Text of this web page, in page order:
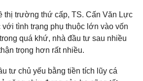
thị trường thứ cấp, TS. Cấn Văn Lực
tình trạng phụ thuộc lớn vào vốn
quá khứ, nhà đầu tư sau nhiều
trọng hơn rất nhiều.
tư chủ yếu bằng tiền tích lũy cá